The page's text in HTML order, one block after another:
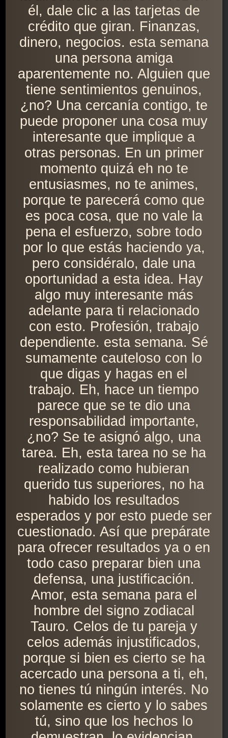
él, dale clic a las tarjetas de
crédito que giran. Finanzas,
dinero, negocios. esta semana
una persona amiga
aparentemente no. Alguien que
tiene sentimientos genuinos,
¿no? Una cercanía contigo, te
puede proponer una cosa muy
interesante que implique a
otras personas. En un primer
momento quizá eh no te
entusiasmes, no te animes,
porque te parecerá como que
es poca cosa, que no vale la
pena el esfuerzo, sobre todo
por lo que estás haciendo ya,
pero considéralo, dale una
oportunidad a esta idea. Hay
algo muy interesante más
adelante para ti relacionado
con esto. Profesión, trabajo
dependiente. esta semana. Sé
sumamente cauteloso con lo
que digas y hagas en el
trabajo. Eh, hace un tiempo
parece que se te dio una
responsabilidad importante,
¿no? Se te asignó algo, una
tarea. Eh, esta tarea no se ha
realizado como hubieran
querido tus superiores, no ha
habido los resultados
esperados y por esto puede ser
cuestionado. Así que prepárate
para ofrecer resultados ya o en
todo caso preparar bien una
defensa, una justificación.
Amor, esta semana para el
hombre del signo zodiacal
Tauro. Celos de tu pareja y
celos además injustificados,
porque si bien es cierto se ha
acercado una persona a ti, eh,
no tienes tú ningún interés. No
solamente es cierto y lo sabes
tú, sino que los hechos lo